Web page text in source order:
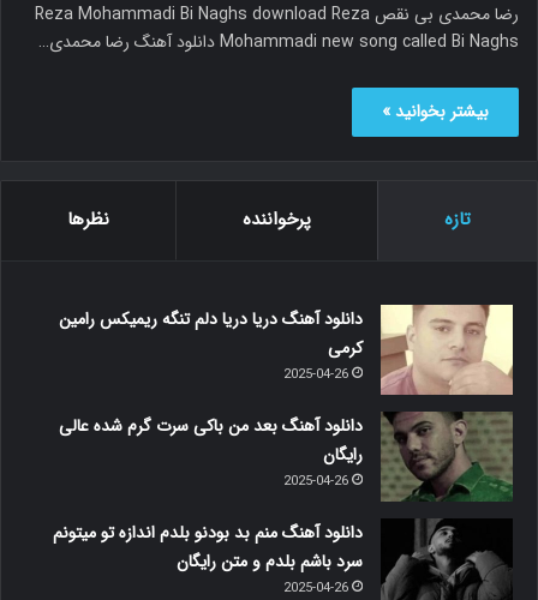
رضا محمدی بی نقص Reza Mohammadi Bi Naghs download Reza
Mohammadi new song called Bi Naghs دانلود آهنگ رضا محمدی…
بیشتر بخوانید »
تازه پرخواننده نظرها
دانلود آهنگ دریا دریا دلم تنگه ریمیکس رامین
کرمی
2025-04-26
دانلود آهنگ بعد من باکی سرت گرم شده عالی
رایگان
2025-04-26
دانلود آهنگ منم بد بودنو بلدم اندازه تو میتونم
سرد باشم بلدم و متن رایگان
2025-04-26